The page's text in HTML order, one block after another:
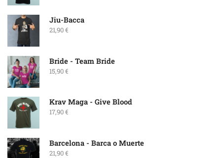
Jiu-Bacca
21,90€
Bride - Team Bride
15,90€
Krav Maga - Give Blood
17,90€
Barcelona - Barca o Muerte
21,90€